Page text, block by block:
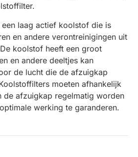
laag actief koolstof die is
en andere verontreinigingen uit
koolstof heeft een groot
en andere deeltjes kan
de lucht die de afzuigkap
moeten afhankelijk
de afzuigkap regelmatig worden
werking te garanderen.